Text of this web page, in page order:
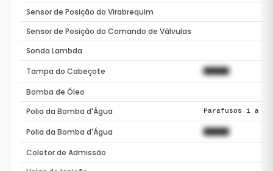
Sensor de Posição do Virabrequim
Sensor de Posição do Comando de Válvulas
Sonda Lambda
Tampa do Cabeçote
██████
Bomba de Óleo
Polia da Bomba d'Água
Parafusos 1 a 5
Polia da Bomba d'Água ██████
Coletor de Admissão